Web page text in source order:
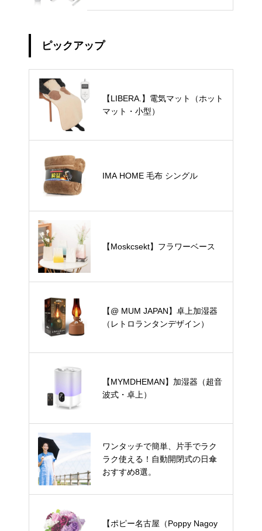
ピックアップ
【LIBERA.】電気マット（ホット
マット・小型）
IMA HOME 毛布 シングル
【Moskcsekt】フラワーベース
【@ MUM JAPAN】卓上加湿器
（レトロランタンデザイン）
【MYMDHEMAN】加湿器（超音
波式・卓上）
ワンタッチで簡単、片手でラク
ラク使える！自動開閉式の日傘
おすすめ8選。
【ポピー名古屋（Poppy Nagoy